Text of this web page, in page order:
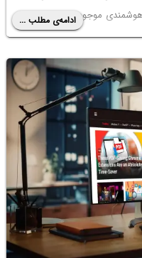
هوشمندی موجود است. با سیاره‌ی
ادامه‌ی مطلب ...